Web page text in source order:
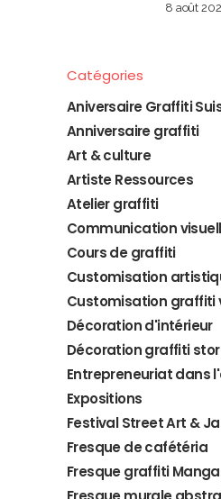
8 août
Catégories
Aniversaire Graffiti
Anniversaire graffiti
Art & culture
Artiste Ressources
Atelier graffiti
Communication
Cours de graffiti
Customisation
Customisation graffiti
Décoration d'intérieur
Décoration graffiti
Entrepreneuriat dans
Expositions
Festival Street Art &
Fresque de cafétéria
Fresque graffiti Manga